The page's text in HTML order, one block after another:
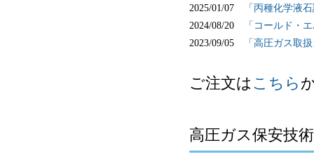
2025/01/07
「丙種化学液
2024/08/20
「コールド・
2023/09/05
「高圧ガス取
ご注文は こちら
高圧ガス保安技